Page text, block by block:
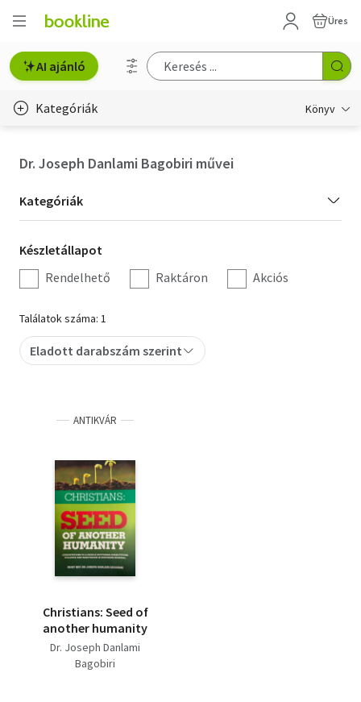
Üres
AI ajánló
Kategóriák Könyv
Hobbi, szabadidő
Irodalom
Művészet
Szakkönyv
Tankönyv, segédkönyv
Társadalomtudomány
Természettudomány
Történelem
Dr. Joseph Danlami Bagobiri művei
Kategória
szűrés
Kategóriák
Készletállapot
szűrés
Készletállapot
Rendelhető
Raktáron Akciós
Találatok száma: 1
Eladott darabszám szerint
ANTIKVÁR
Christians: Seed of
another humanity
Dr. Joseph Danlami
Bagobiri